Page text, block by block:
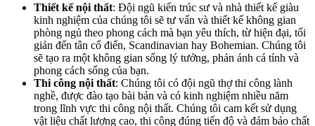
Thiết kế nội thất: Đội ngũ kiến trúc sư và nhà thiết kế giàu
kinh nghiệm của chúng tôi sẽ tư vấn và thiết kế không gian
phòng ngủ theo phong cách mà bạn yêu thích, từ hiện đại, tối
giản đến tân cổ điển, Scandinavian hay Bohemian. Chúng tôi
sẽ tạo ra một không gian sống lý tưởng, phản ánh cá tính và
phong cách sống của bạn.
Thi công nội thất: Chúng tôi có đội ngũ thợ thi công lành
nghề, được đào tạo bài bản và có kinh nghiệm nhiều năm
trong lĩnh vực thi công nội thất. Chúng tôi cam kết sử dụng
vật liệu chất lượng cao, thi công đúng tiến độ và đảm bảo chất